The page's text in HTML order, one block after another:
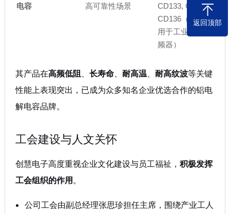
电容
高可靠性场景
CD133, CD134,
CD136（螺栓型，
用于工业电源、变
频器）
其产品在高频低阻、 长寿命、 耐高温、 耐高纹波等关键
性能上表现突出，已成为众多知名企业优选合作的铝电
解电容品牌。
工会建设与人文关怀
创慧电子高度重视企业文化建设与员工福祉， 积极发挥
工会组织的作用 。
公司工会由副总经理张思珍担任主席，围绕产业工人
返回顶部